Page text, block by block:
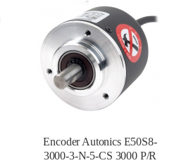
Encoder Autonics E50S8-
3000-3-N-5-CS 3000 P/R